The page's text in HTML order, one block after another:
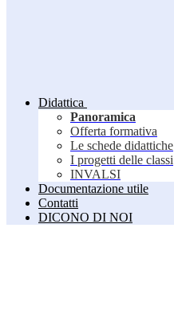
Didattica
Panoramica
Offerta formativa
Le schede didattiche
I progetti delle classi
INVALSI
Documentazione utile
Contatti
DICONO DI NOI